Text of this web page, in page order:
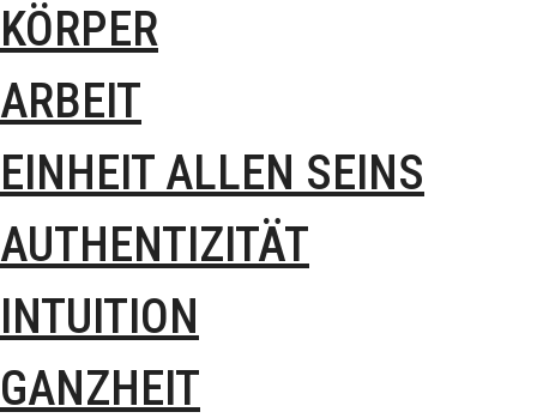
KÖRPER
ARBEIT
EINHEIT ALLEN SEINS
AUTHENTIZITÄT
INTUITION
GANZHEIT